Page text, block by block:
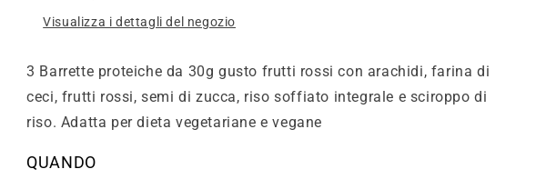
Visualizza i dettagli del negozio
3 Barrette proteiche da 30g gusto frutti rossi con arachidi, farina di
ceci, frutti rossi, semi di zucca, riso soffiato integrale e sciroppo di
riso. Adatta per dieta vegetariane e vegane
QUANDO